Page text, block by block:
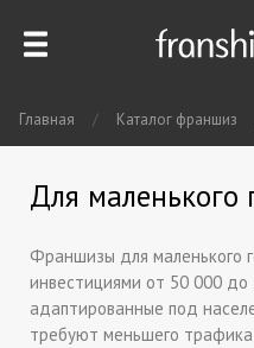
Главная / Каталог франшиз
Для маленького
Франшизы для маленького
инвестициями от 50 000 до
адаптированные под
требуют меньшего